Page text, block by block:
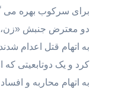
برای سرکوب بهره می
کرد و یک دوتابعیتی
به اتهام محاربه و